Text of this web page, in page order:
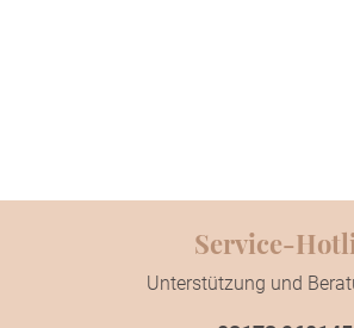
Service-
Unterstützung und